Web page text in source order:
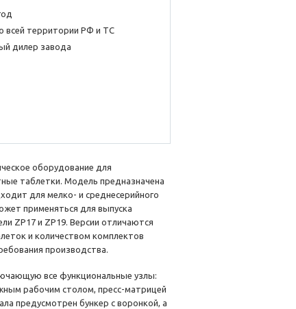
всей территории РФ и ТС
дилер завода
оборудование для
таблетки. Модель предназначена
для мелко- и среднесерийного
применяться для выпуска
ZP17 и ZP19. Версии отличаются
и количеством комплектов
производства.
все функциональные узлы:
рабочим столом, пресс-матрицей
предусмотрен бункер с воронкой, а